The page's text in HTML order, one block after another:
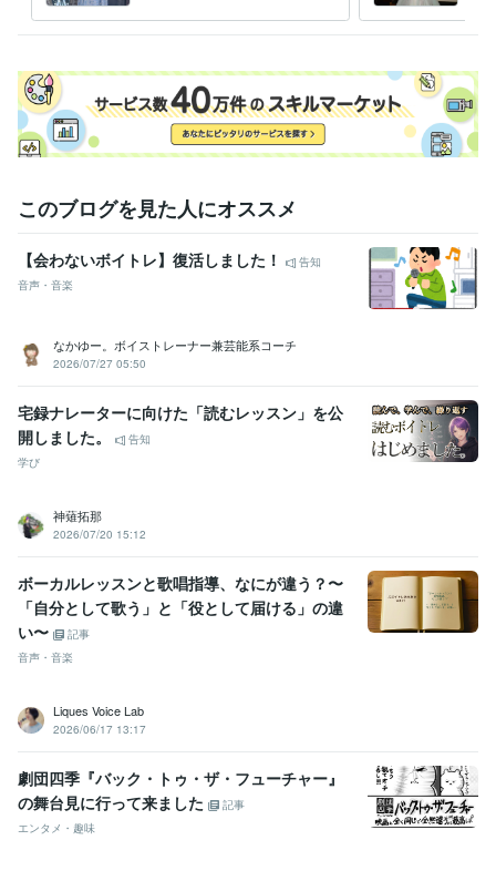
このブログを見た人にオススメ
【会わないボイトレ】復活しました！
告知
音声・音楽
なかゆー。ボイストレーナー兼芸能系コーチ
2026/07/27 05:50
宅録ナレーターに向けた「読むレッスン」を公
開しました。
告知
学び
神薙拓那
2026/07/20 15:12
ボーカルレッスンと歌唱指導、なにが違う？〜
「自分として歌う」と「役として届ける」の違
い〜
記事
音声・音楽
Liques Voice Lab
2026/06/17 13:17
劇団四季『バック・トゥ・ザ・フューチャー』
の舞台見に行って来ました
記事
エンタメ・趣味